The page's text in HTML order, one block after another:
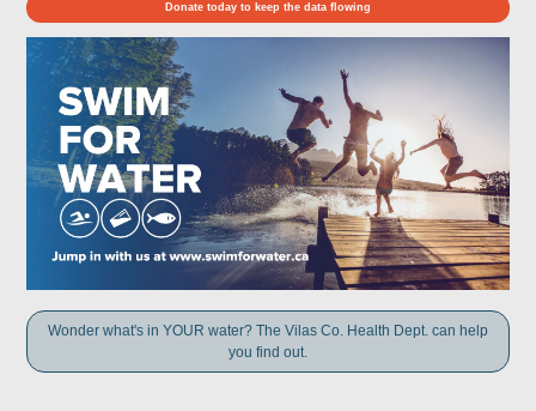
Donate today to keep the data flowing
Wonder what's in YOUR water? The Vilas Co. Health Dept. can help
you find out.